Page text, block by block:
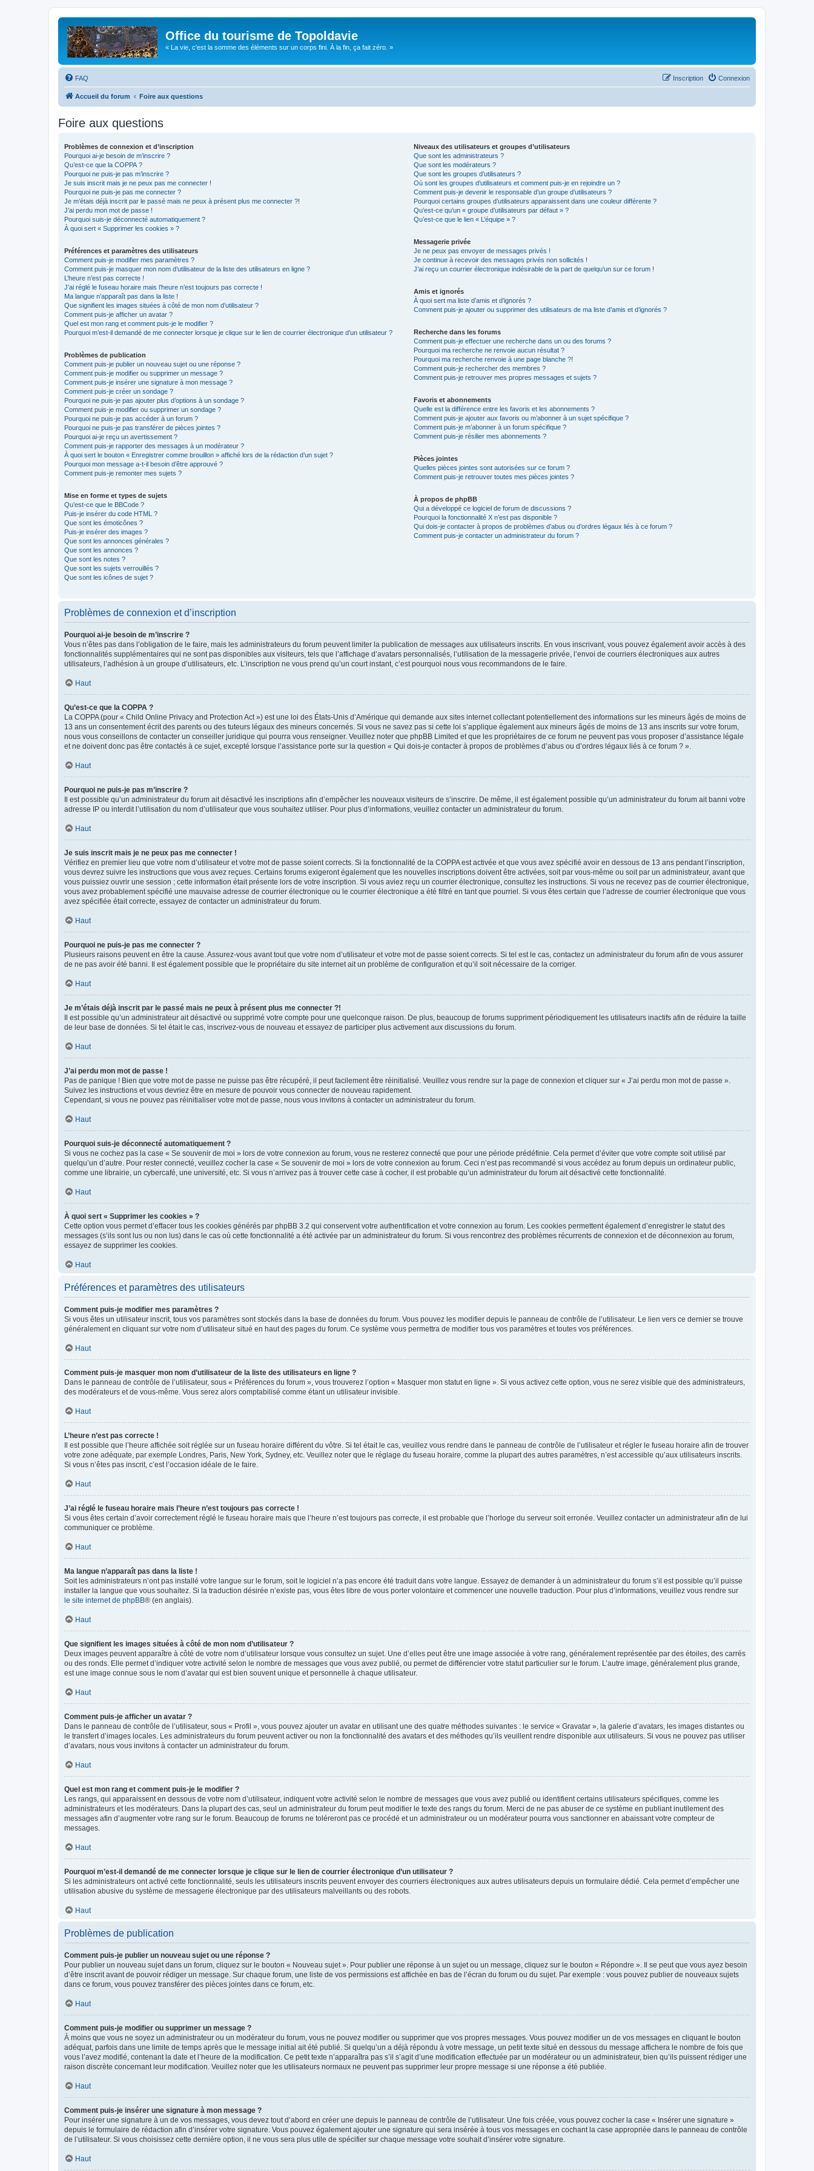
Office du tourisme de Topoldavie
« La vie, c'est la somme des éléments sur un corps fini. À la fin, ça fait zéro. »
FAQ Connexion
Inscription
Accueil du forum Foire aux questions
Foire aux questions
Problèmes de connexion et d’inscription
Pourquoi ai-je besoin de m’inscrire ?
Qu’est-ce que la COPPA ?
Pourquoi ne puis-je pas m’inscrire ?
Je suis inscrit mais je ne peux pas me connecter !
Pourquoi ne puis-je pas me connecter ?
Je m’étais déjà inscrit par le passé mais ne peux à présent plus me connecter ?!
J’ai perdu mon mot de passe !
Pourquoi suis-je déconnecté automatiquement ?
À quoi sert « Supprimer les cookies » ?
Préférences et paramètres des utilisateurs
Comment puis-je modifier mes paramètres ?
Comment puis-je masquer mon nom d’utilisateur de la liste des utilisateurs en ligne ?
L’heure n’est pas correcte !
J’ai réglé le fuseau horaire mais l’heure n’est toujours pas correcte !
Ma langue n’apparaît pas dans la liste !
Que signifient les images situées à côté de mon nom d’utilisateur ?
Comment puis-je afficher un avatar ?
Quel est mon rang et comment puis-je le modifier ?
Pourquoi m’est-il demandé de me connecter lorsque je clique sur le lien de courrier électronique d’un utilisateur ?
Problèmes de publication
Comment puis-je publier un nouveau sujet ou une réponse ?
Comment puis-je modifier ou supprimer un message ?
Comment puis-je insérer une signature à mon message ?
Comment puis-je créer un sondage ?
Pourquoi ne puis-je pas ajouter plus d’options à un sondage ?
Comment puis-je modifier ou supprimer un sondage ?
Pourquoi ne puis-je pas accéder à un forum ?
Pourquoi ne puis-je pas transférer de pièces jointes ?
Pourquoi ai-je reçu un avertissement ?
Comment puis-je rapporter des messages à un modérateur ?
À quoi sert le bouton « Enregistrer comme brouillon » affiché lors de la rédaction d’un sujet ?
Pourquoi mon message a-t-il besoin d’être approuvé ?
Comment puis-je remonter mes sujets ?
Mise en forme et types de sujets
Qu’est-ce que le BBCode ?
Puis-je insérer du code HTML ?
Que sont les émoticônes ?
Puis-je insérer des images ?
Que sont les annonces générales ?
Que sont les annonces ?
Que sont les notes ?
Que sont les sujets verrouillés ?
Que sont les icônes de sujet ?
Niveaux des utilisateurs et groupes d’utilisateurs
Que sont les administrateurs ?
Que sont les modérateurs ?
Que sont les groupes d’utilisateurs ?
Où sont les groupes d’utilisateurs et comment puis-je en rejoindre un ?
Comment puis-je devenir le responsable d’un groupe d’utilisateurs ?
Pourquoi certains groupes d’utilisateurs apparaissent dans une couleur différente ?
Qu’est-ce qu’un « groupe d’utilisateurs par défaut » ?
Qu’est-ce que le lien « L’équipe » ?
Messagerie privée
Je ne peux pas envoyer de messages privés !
Je continue à recevoir des messages privés non sollicités !
J’ai reçu un courrier électronique indésirable de la part de quelqu’un sur ce forum !
Amis et ignorés
À quoi sert ma liste d’amis et d’ignorés ?
Comment puis-je ajouter ou supprimer des utilisateurs de ma liste d’amis et d’ignorés ?
Recherche dans les forums
Comment puis-je effectuer une recherche dans un ou des forums ?
Pourquoi ma recherche ne renvoie aucun résultat ?
Pourquoi ma recherche renvoie à une page blanche ?!
Comment puis-je rechercher des membres ?
Comment puis-je retrouver mes propres messages et sujets ?
Favoris et abonnements
Quelle est la différence entre les favoris et les abonnements ?
Comment puis-je ajouter aux favoris ou m’abonner à un sujet spécifique ?
Comment puis-je m’abonner à un forum spécifique ?
Comment puis-je résilier mes abonnements ?
Pièces jointes
Quelles pièces jointes sont autorisées sur ce forum ?
Comment puis-je retrouver toutes mes pièces jointes ?
À propos de phpBB
Qui a développé ce logiciel de forum de discussions ?
Pourquoi la fonctionnalité X n’est pas disponible ?
Qui dois-je contacter à propos de problèmes d’abus ou d’ordres légaux liés à ce forum ?
Comment puis-je contacter un administrateur du forum ?
Problèmes de connexion et d’inscription
Pourquoi ai-je besoin de m’inscrire ?
Vous n’êtes pas dans l’obligation de le faire, mais les administrateurs du forum peuvent limiter la publication de messages aux utilisateurs inscrits. En vous inscrivant, vous pouvez également avoir accès à des
fonctionnalités supplémentaires qui ne sont pas disponibles aux visiteurs, tels que l’affichage d’avatars personnalisés, l’utilisation de la messagerie privée, l’envoi de courriers électroniques aux autres
utilisateurs, l’adhésion à un groupe d’utilisateurs, etc. L’inscription ne vous prend qu’un court instant, c’est pourquoi nous vous recommandons de le faire.
Haut
Qu’est-ce que la COPPA ?
La COPPA (pour « Child Online Privacy and Protection Act ») est une loi des États-Unis d’Amérique qui demande aux sites internet collectant potentiellement des informations sur les mineurs âgés de moins de
13 ans un consentement écrit des parents ou des tuteurs légaux des mineurs concernés. Si vous ne savez pas si cette loi s’applique également aux mineurs âgés de moins de 13 ans inscrits sur votre forum,
nous vous conseillons de contacter un conseiller juridique qui pourra vous renseigner. Veuillez noter que phpBB Limited et que les propriétaires de ce forum ne peuvent pas vous proposer d’assistance légale
et ne doivent donc pas être contactés à ce sujet, excepté lorsque l’assistance porte sur la question « Qui dois-je contacter à propos de problèmes d’abus ou d’ordres légaux liés à ce forum ? ».
Haut
Pourquoi ne puis-je pas m’inscrire ?
Il est possible qu’un administrateur du forum ait désactivé les inscriptions afin d’empêcher les nouveaux visiteurs de s’inscrire. De même, il est également possible qu’un administrateur du forum ait banni votre
adresse IP ou interdit l’utilisation du nom d’utilisateur que vous souhaitez utiliser. Pour plus d’informations, veuillez contacter un administrateur du forum.
Haut
Je suis inscrit mais je ne peux pas me connecter !
Vérifiez en premier lieu que votre nom d’utilisateur et votre mot de passe soient corrects. Si la fonctionnalité de la COPPA est activée et que vous avez spécifié avoir en dessous de 13 ans pendant l’inscription,
vous devrez suivre les instructions que vous avez reçues. Certains forums exigeront également que les nouvelles inscriptions doivent être activées, soit par vous-même ou soit par un administrateur, avant que
vous puissiez ouvrir une session ; cette information était présente lors de votre inscription. Si vous aviez reçu un courrier électronique, consultez les instructions. Si vous ne recevez pas de courrier électronique,
vous avez probablement spécifié une mauvaise adresse de courrier électronique ou le courrier électronique a été filtré en tant que pourriel. Si vous êtes certain que l’adresse de courrier électronique que vous
avez spécifiée était correcte, essayez de contacter un administrateur du forum.
Haut
Pourquoi ne puis-je pas me connecter ?
Plusieurs raisons peuvent en être la cause. Assurez-vous avant tout que votre nom d’utilisateur et votre mot de passe soient corrects. Si tel est le cas, contactez un administrateur du forum afin de vous assurer
de ne pas avoir été banni. Il est également possible que le propriétaire du site internet ait un problème de configuration et qu’il soit nécessaire de la corriger.
Haut
Je m’étais déjà inscrit par le passé mais ne peux à présent plus me connecter ?!
Il est possible qu’un administrateur ait désactivé ou supprimé votre compte pour une quelconque raison. De plus, beaucoup de forums suppriment périodiquement les utilisateurs inactifs afin de réduire la taille
de leur base de données. Si tel était le cas, inscrivez-vous de nouveau et essayez de participer plus activement aux discussions du forum.
Haut
J’ai perdu mon mot de passe !
Pas de panique ! Bien que votre mot de passe ne puisse pas être récupéré, il peut facilement être réinitialisé. Veuillez vous rendre sur la page de connexion et cliquer sur « J’ai perdu mon mot de passe ».
Suivez les instructions et vous devriez être en mesure de pouvoir vous connecter de nouveau rapidement.
Cependant, si vous ne pouvez pas réinitialiser votre mot de passe, nous vous invitons à contacter un administrateur du forum.
Haut
Pourquoi suis-je déconnecté automatiquement ?
Si vous ne cochez pas la case « Se souvenir de moi » lors de votre connexion au forum, vous ne resterez connecté que pour une période prédéfinie. Cela permet d’éviter que votre compte soit utilisé par
quelqu’un d’autre. Pour rester connecté, veuillez cocher la case « Se souvenir de moi » lors de votre connexion au forum. Ceci n’est pas recommandé si vous accédez au forum depuis un ordinateur public,
comme une librairie, un cybercafé, une université, etc. Si vous n’arrivez pas à trouver cette case à cocher, il est probable qu’un administrateur du forum ait désactivé cette fonctionnalité.
Haut
À quoi sert « Supprimer les cookies » ?
Cette option vous permet d’effacer tous les cookies générés par phpBB 3.2 qui conservent votre authentification et votre connexion au forum. Les cookies permettent également d’enregistrer le statut des
messages (s’ils sont lus ou non lus) dans le cas où cette fonctionnalité a été activée par un administrateur du forum. Si vous rencontrez des problèmes récurrents de connexion et de déconnexion au forum,
essayez de supprimer les cookies.
Haut
Préférences et paramètres des utilisateurs
Comment puis-je modifier mes paramètres ?
Si vous êtes un utilisateur inscrit, tous vos paramètres sont stockés dans la base de données du forum. Vous pouvez les modifier depuis le panneau de contrôle de l’utilisateur. Le lien vers ce dernier se trouve
généralement en cliquant sur votre nom d’utilisateur situé en haut des pages du forum. Ce système vous permettra de modifier tous vos paramètres et toutes vos préférences.
Haut
Comment puis-je masquer mon nom d’utilisateur de la liste des utilisateurs en ligne ?
Dans le panneau de contrôle de l’utilisateur, sous « Préférences du forum », vous trouverez l’option « Masquer mon statut en ligne ». Si vous activez cette option, vous ne serez visible que des administrateurs,
des modérateurs et de vous-même. Vous serez alors comptabilisé comme étant un utilisateur invisible.
Haut
L’heure n’est pas correcte !
Il est possible que l’heure affichée soit réglée sur un fuseau horaire différent du vôtre. Si tel était le cas, veuillez vous rendre dans le panneau de contrôle de l’utilisateur et régler le fuseau horaire afin de trouver
votre zone adéquate, par exemple Londres, Paris, New York, Sydney, etc. Veuillez noter que le réglage du fuseau horaire, comme la plupart des autres paramètres, n’est accessible qu’aux utilisateurs inscrits.
Si vous n’êtes pas inscrit, c’est l’occasion idéale de le faire.
Haut
J’ai réglé le fuseau horaire mais l’heure n’est toujours pas correcte !
Si vous êtes certain d’avoir correctement réglé le fuseau horaire mais que l’heure n’est toujours pas correcte, il est probable que l’horloge du serveur soit erronée. Veuillez contacter un administrateur afin de lui
communiquer ce problème.
Haut
Ma langue n’apparaît pas dans la liste !
Soit les administrateurs n’ont pas installé votre langue sur le forum, soit le logiciel n’a pas encore été traduit dans votre langue. Essayez de demander à un administrateur du forum s’il est possible qu’il puisse
installer la langue que vous souhaitez. Si la traduction désirée n’existe pas, vous êtes libre de vous porter volontaire et commencer une nouvelle traduction. Pour plus d’informations, veuillez vous rendre sur
le site internet de phpBB® (en anglais).
Haut
Que signifient les images situées à côté de mon nom d’utilisateur ?
Deux images peuvent apparaître à côté de votre nom d’utilisateur lorsque vous consultez un sujet. Une d’elles peut être une image associée à votre rang, généralement représentée par des étoiles, des carrés
ou des ronds. Elle permet d’indiquer votre activité selon le nombre de messages que vous avez publié, ou permet de différencier votre statut particulier sur le forum. L’autre image, généralement plus grande,
est une image connue sous le nom d’avatar qui est bien souvent unique et personnelle à chaque utilisateur.
Haut
Comment puis-je afficher un avatar ?
Dans le panneau de contrôle de l’utilisateur, sous « Profil », vous pouvez ajouter un avatar en utilisant une des quatre méthodes suivantes : le service « Gravatar », la galerie d’avatars, les images distantes ou
le transfert d’images locales. Les administrateurs du forum peuvent activer ou non la fonctionnalité des avatars et des méthodes qu’ils veuillent rendre disponible aux utilisateurs. Si vous ne pouvez pas utiliser
d’avatars, nous vous invitons à contacter un administrateur du forum.
Haut
Quel est mon rang et comment puis-je le modifier ?
Les rangs, qui apparaissent en dessous de votre nom d’utilisateur, indiquent votre activité selon le nombre de messages que vous avez publié ou identifient certains utilisateurs spécifiques, comme les
administrateurs et les modérateurs. Dans la plupart des cas, seul un administrateur du forum peut modifier le texte des rangs du forum. Merci de ne pas abuser de ce système en publiant inutilement des
messages afin d’augmenter votre rang sur le forum. Beaucoup de forums ne toléreront pas ce procédé et un administrateur ou un modérateur pourra vous sanctionner en abaissant votre compteur de
messages.
Haut
Pourquoi m’est-il demandé de me connecter lorsque je clique sur le lien de courrier électronique d’un utilisateur ?
Si les administrateurs ont activé cette fonctionnalité, seuls les utilisateurs inscrits peuvent envoyer des courriers électroniques aux autres utilisateurs depuis un formulaire dédié. Cela permet d’empêcher une
utilisation abusive du système de messagerie électronique par des utilisateurs malveillants ou des robots.
Haut
Problèmes de publication
Comment puis-je publier un nouveau sujet ou une réponse ?
Pour publier un nouveau sujet dans un forum, cliquez sur le bouton « Nouveau sujet ». Pour publier une réponse à un sujet ou un message, cliquez sur le bouton « Répondre ». Il se peut que vous ayez besoin
d’être inscrit avant de pouvoir rédiger un message. Sur chaque forum, une liste de vos permissions est affichée en bas de l’écran du forum ou du sujet. Par exemple : vous pouvez publier de nouveaux sujets
dans ce forum, vous pouvez transférer des pièces jointes dans ce forum, etc.
Haut
Comment puis-je modifier ou supprimer un message ?
À moins que vous ne soyez un administrateur ou un modérateur du forum, vous ne pouvez modifier ou supprimer que vos propres messages. Vous pouvez modifier un de vos messages en cliquant le bouton
adéquat, parfois dans une limite de temps après que le message initial ait été publié. Si quelqu’un a déjà répondu à votre message, un petit texte situé en dessous du message affichera le nombre de fois que
vous l’avez modifié, contenant la date et l’heure de la modification. Ce petit texte n’apparaîtra pas s’il s’agit d’une modification effectuée par un modérateur ou un administrateur, bien qu’ils puissent rédiger une
raison discrète concernant leur modification. Veuillez noter que les utilisateurs normaux ne peuvent pas supprimer leur propre message si une réponse a été publiée.
Haut
Comment puis-je insérer une signature à mon message ?
Pour insérer une signature à un de vos messages, vous devez tout d’abord en créer une depuis le panneau de contrôle de l’utilisateur. Une fois créée, vous pouvez cocher la case « Insérer une signature »
depuis le formulaire de rédaction afin d’insérer votre signature. Vous pouvez également ajouter une signature qui sera insérée à tous vos messages en cochant la case appropriée dans le panneau de contrôle
de l’utilisateur. Si vous choisissez cette dernière option, il ne vous sera plus utile de spécifier sur chaque message votre souhait d’insérer votre signature.
Haut